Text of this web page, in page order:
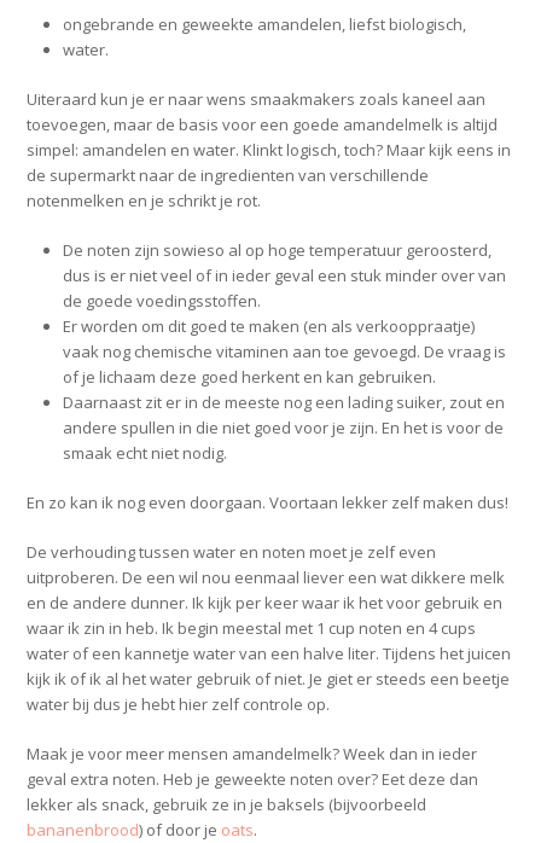
ongebrande en geweekte amandelen, liefst biologisch,
water.
Uiteraard kun je er naar wens smaakmakers zoals kaneel aan
toevoegen, maar de basis voor een goede amandelmelk is altijd
simpel: amandelen en water. Klinkt logisch, toch? Maar kijk eens in
de supermarkt naar de ingredienten van verschillende
notenmelken en je schrikt je rot.
De noten zijn sowieso al op hoge temperatuur geroosterd,
dus is er niet veel of in ieder geval een stuk minder over van
de goede voedingsstoffen.
Er worden om dit goed te maken (en als verkooppraatje)
vaak nog chemische vitaminen aan toe gevoegd. De vraag is
of je lichaam deze goed herkent en kan gebruiken.
Daarnaast zit er in de meeste nog een lading suiker, zout en
andere spullen in die niet goed voor je zijn. En het is voor de
smaak echt niet nodig.
En zo kan ik nog even doorgaan. Voortaan lekker zelf maken dus!
De verhouding tussen water en noten moet je zelf even
uitproberen. De een wil nou eenmaal liever een wat dikkere melk
en de andere dunner. Ik kijk per keer waar ik het voor gebruik en
waar ik zin in heb. Ik begin meestal met 1 cup noten en 4 cups
water of een kannetje water van een halve liter. Tijdens het juicen
kijk ik of ik al het water gebruik of niet. Je giet er steeds een beetje
water bij dus je hebt hier zelf controle op.
Maak je voor meer mensen amandelmelk? Week dan in ieder
geval extra noten. Heb je geweekte noten over? Eet deze dan
lekker als snack, gebruik ze in je baksels (bijvoorbeeld
bananenbrood) of door je oats.